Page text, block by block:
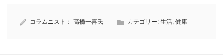
コラムニスト： 高橋一喜氏 カテゴリー: 生活 健康